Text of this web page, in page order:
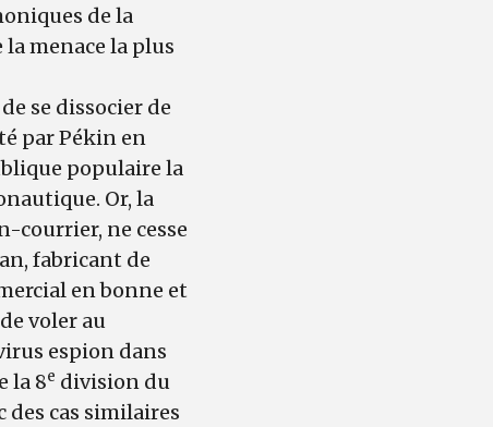
de la
menace la plus
se dissocier de
par Pékin en
populaire la
Or, la
courrier, ne cesse
fabricant de
en bonne et
voler au
espion dans
la 8e division du
des cas similaires